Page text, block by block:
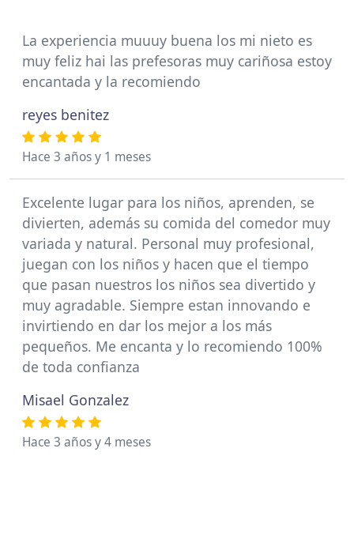
La experiencia muuuy buena los mi nieto es
muy feliz hai las prefesoras muy cariñosa estoy
encantada y la recomiendo
reyes benitez
Hace 3 años y 1 meses
Excelente lugar para los niños, aprenden, se
divierten, además su comida del comedor muy
variada y natural. Personal muy profesional,
juegan con los niños y hacen que el tiempo
que pasan nuestros los niños sea divertido y
muy agradable. Siempre estan innovando e
invirtiendo en dar los mejor a los más
pequeños. Me encanta y lo recomiendo 100%
de toda confianza
Misael Gonzalez
Hace 3 años y 4 meses